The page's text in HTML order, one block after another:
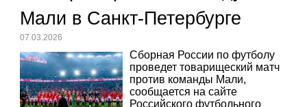
Мали в Санкт-Петербурге
07.03.2026
Сборная России по футболу
проведет товарищеский матч
против команды Мали,
сообщается на сайте
Российского футбольного